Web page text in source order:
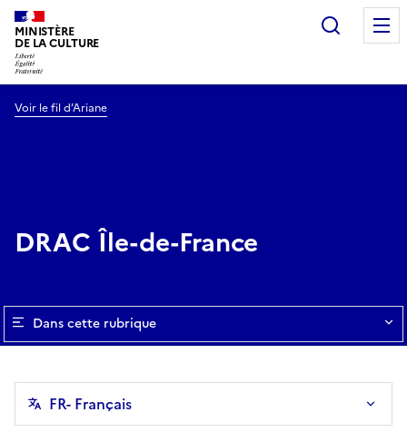
MINISTÈRE
DE LA CULTURE
Voir le fil d’Ariane
DRAC Île-de-France
Dans cette rubrique
FR- Français